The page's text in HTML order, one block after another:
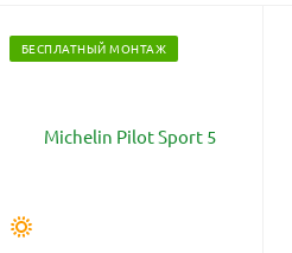
БЕСПЛАТНЫЙ МОНТАЖ